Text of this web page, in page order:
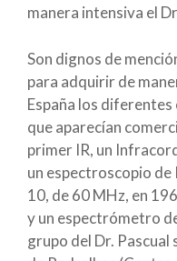
manera intensiva el
Son dignos de
para adquirir de
España los
que aparecían
primer IR, un
un espectroscopio de
10, de 60 MHz, en
y un espectrómetro
grupo del Dr. Pascual